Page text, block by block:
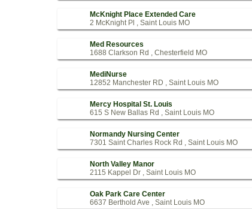
McKnight Place Extended Care
2 McKnight Pl , Saint Louis MO
Med Resources
1688 Clarkson Rd , Chesterfield MO
MediNurse
12852 Manchester RD , Saint Louis MO
Mercy Hospital St. Louis
615 S New Ballas Rd , Saint Louis MO
Normandy Nursing Center
7301 Saint Charles Rock Rd , Saint Louis MO
North Valley Manor
2115 Kappel Dr , Saint Louis MO
Oak Park Care Center
6637 Berthold Ave , Saint Louis MO